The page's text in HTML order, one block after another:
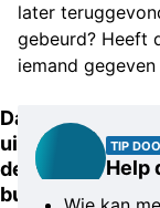
later
gebeurd? Heeft
iemand
Dader
uit
de
buurt?
TIP
Help